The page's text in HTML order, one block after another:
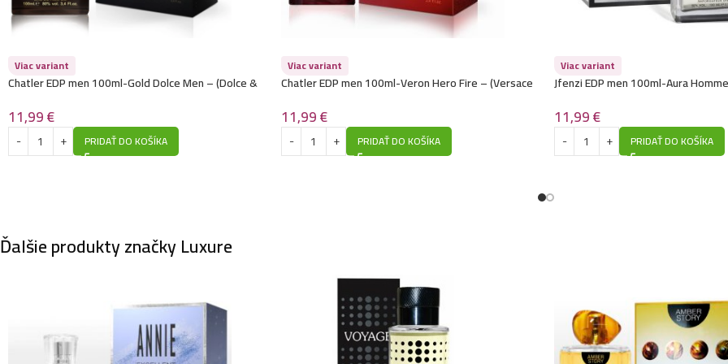
Luxure EDP
P1020
Luxure EDP
P1030
Luxure EDP
Bvlgari Homme) –
Luxure EDP
Devotion) – P1022
Viac variant
Chatler EDP men 100ml-Gold Dolce Men – (Dolce &
11,99€
PRIDAŤ DO KOŠÍKA
Viac variant
Chatler EDP men 100ml-Veron Hero Fire – (Versace
11,99€
PRIDAŤ DO KOŠÍKA
Viac variant
Jfenzi EDP men 100ml-Aura
11,99€
PRIDAŤ DO KOŠÍKA
Ďalšie produkty značky Luxure